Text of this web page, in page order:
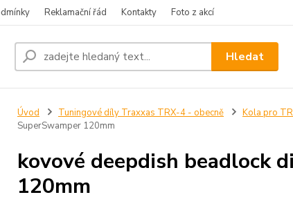
Reklamační řád Kontakty Foto z akcí
Hledat
Úvod Tuningové díly Traxxas TRX-4 - obecně Kola pro
SuperSwamper 120mm
kovové deepdish beadlock
120mm